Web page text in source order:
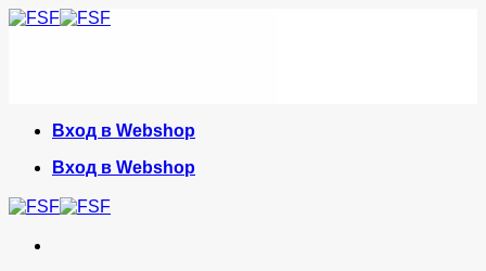
Skip
Вход в Webshop
Вход в Webshop